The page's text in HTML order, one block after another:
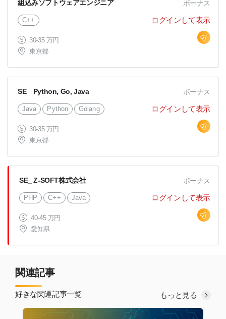
組込みソフトウェアエンジニア
C++
30-35 万円
東京都
ボーナス
ログインして表示
SE Python, Go, Java
Java Python Golang
30-35 万円
東京都
ボーナス
ログインして表示
SE_ Z-SOFT株式会社
PHP C++ Java
40-45 万円
愛知県
ボーナス
ログインして表示
関連記事
好きな関連記事一覧 もっと見る